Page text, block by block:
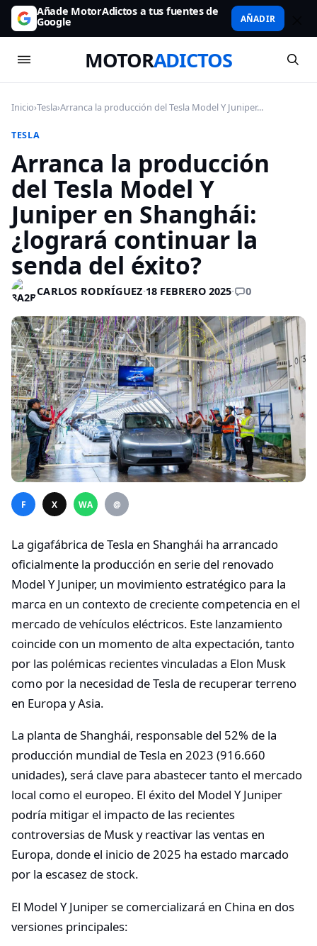
Añade MotorAdictos a tus fuentes de
Google AÑADIR
MOTORADICTOS
Inicio›Tesla›Arranca la producción del Tesla Model Y Juniper...
TESLA
Arranca la producción
del Tesla Model Y
Juniper en Shanghái:
¿logrará continuar la
senda del éxito?
CARLOS RODRÍGUEZ·18 FEBRERO 2025· 0
F X WA @
La gigafábrica de Tesla en Shanghái ha arrancado
oficialmente la producción en serie del renovado
Model Y Juniper, un movimiento estratégico para la
marca en un contexto de creciente competencia en el
mercado de vehículos eléctricos. Este lanzamiento
coincide con un momento de alta expectación, tanto
por las polémicas recientes vinculadas a Elon Musk
como por la necesidad de Tesla de recuperar terreno
en Europa y Asia.
La planta de Shanghái, responsable del 52% de la
producción mundial de Tesla en 2023 (916.660
unidades), será clave para abastecer tanto el mercado
local como el europeo. El éxito del Model Y Juniper
podría mitigar el impacto de las recientes
controversias de Musk y reactivar las ventas en
Europa, donde el inicio de 2025 ha estado marcado
por la escasez de stock.
El Model Y Juniper se comercializará en China en dos
versiones principales: